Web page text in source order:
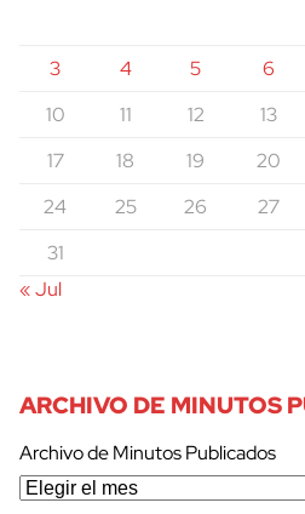
3
4 5 6
10
11 12 13
17
18 19 20
24
25 26 27
31
« Jul
ARCHIVO DE MINUTOS
Archivo de Minutos Publicados